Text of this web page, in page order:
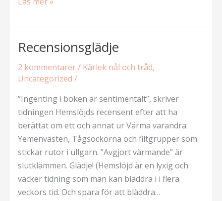
Journal
Recensionsglädje
2 kommentarer/ Kärlek nål och tråd,
Uncategorized /
”Ingenting i boken är sentimentalt”, skriver
tidningen Hemslöjds recensent efter att ha
berättat om ett och annat ur Värma varandra:
Yemenvästen, Tågsockorna och filtgrupper som
stickar rutor i ullgarn. ”Avgjort värmande” är
slutklämmen. Glädje! (Hemslöjd är en lyxig och
vacker tidning som man kan bläddra i i flera
veckors tid. Och spara för att bläddra…